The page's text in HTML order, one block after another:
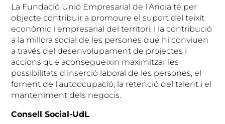
La Fundació Unió Empresarial de l’Anoia té per
objecte contribuir a promoure el suport del teixit
econòmic i empresarial del territori, i la contribució
a la millora social de les persones que hi conviuen
a través del desenvolupament de projectes i
accions que aconsegueixin maximitzar les
possibilitats d’inserció laboral de les persones, el
foment de l’autoocupació, la retenció del talent i el
manteniment dels negocis.
Consell Social-UdL